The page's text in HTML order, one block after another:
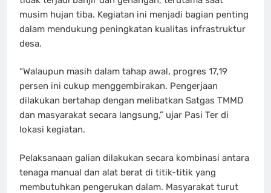
musim hujan tiba. Kegiatan ini menjadi bagian penting
dalam mendukung peningkatan kualitas infrastruktur
desa.
“Walaupun masih dalam tahap awal, progres 17,19
persen ini cukup menggembirakan. Pengerjaan
dilakukan bertahap dengan melibatkan Satgas TMMD
dan masyarakat secara langsung,” ujar Pasi Ter di
lokasi kegiatan.
Pelaksanaan galian dilakukan secara kombinasi antara
tenaga manual dan alat berat di titik-titik yang
membutuhkan pengerukan dalam. Masyarakat turut